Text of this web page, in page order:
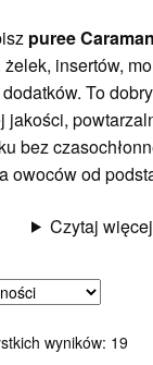
puree
żelek, insertów,
To
jakości,
bez
owoców od
Czytaj więcej
wyników: 19